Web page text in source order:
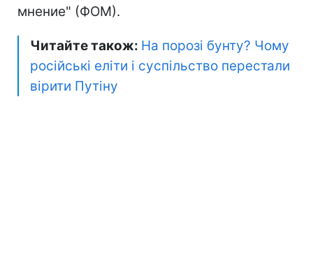
мнение" (ФОМ).
Читайте також: На порозі бунту? Чому
російські еліти і суспільство перестали
вірити Путіну